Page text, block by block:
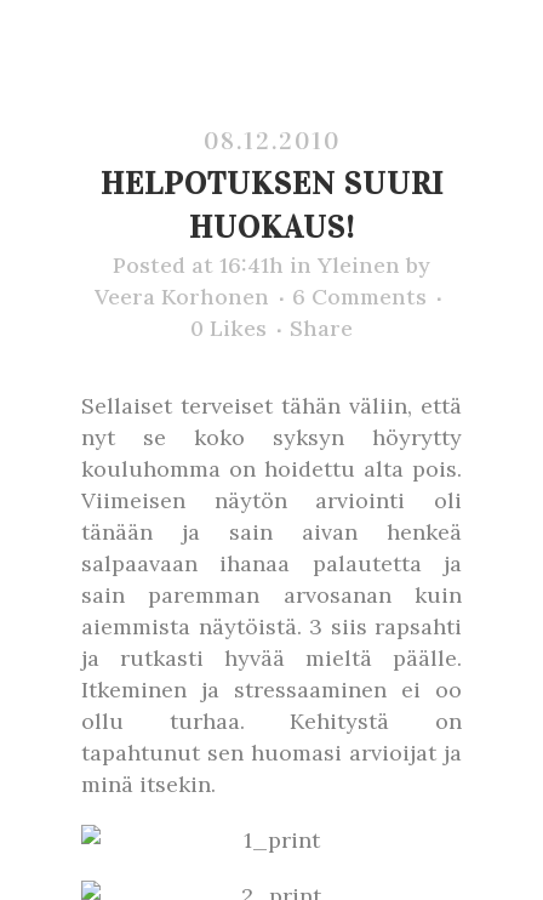
08.12.2010
HELPOTUKSEN SUURI
HUOKAUS!
Posted at 16:41h in Yleinen by
Veera Korhonen
6 Comments
0 Likes Share
Sellaiset terveiset tähän väliin, että
nyt se koko syksyn höyrytty
kouluhomma on hoidettu alta pois.
Viimeisen näytön arviointi oli
tänään ja sain aivan henkeä
salpaavaan ihanaa palautetta ja
sain paremman arvosanan kuin
aiemmista näytöistä. 3 siis rapsahti
ja rutkasti hyvää mieltä päälle.
Itkeminen ja stressaaminen ei oo
ollu turhaa. Kehitystä on
tapahtunut sen huomasi arvioijat ja
minä itsekin.